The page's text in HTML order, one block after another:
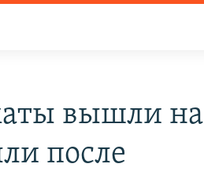
вышли на
после